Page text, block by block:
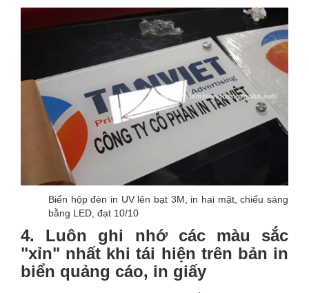
Biển hộp đèn in UV lên bạt 3M, in hai mặt, chiếu sáng
bằng LED, đạt 10/10
4. Luôn ghi nhớ các màu sắc
"xỉn" nhất khi tái hiện trên bản in
biển quảng cáo, in giấy